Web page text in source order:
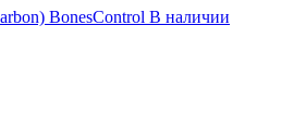
BonesControl В наличии